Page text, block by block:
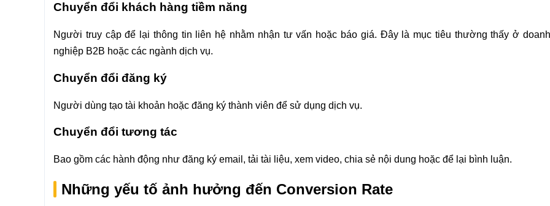
Chuyển đổi khách hàng tiềm năng
Người truy cập để lại thông tin liên hệ nhằm nhận tư vấn hoặc báo giá. Đây là mục tiêu thường thấy ở doanh
nghiệp B2B hoặc các ngành dịch vụ.
Chuyển đổi đăng ký
Người dùng tạo tài khoản hoặc đăng ký thành viên để sử dụng dịch vụ.
Chuyển đổi tương tác
Bao gồm các hành động như đăng ký email, tải tài liệu, xem video, chia sẻ nội dung hoặc để lại bình luận.
Những yếu tố ảnh hưởng đến Conversion Rate